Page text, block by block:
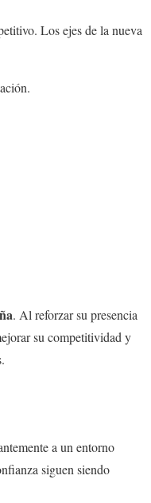
Los ejes de la nueva
. Al reforzar su presencia
su competitividad y
a un entorno
siguen siendo